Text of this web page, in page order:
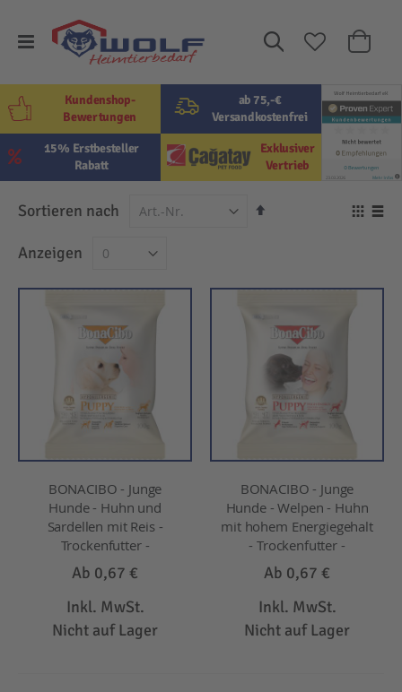
Suche
Mein
ab 75,-€
Versandkostenfrei
Exklusiver
Vertrieb
15% Erstbesteller
Rabatt
Kundenshop-
Bewertungen
Sortieren nach
In
Anzeigen
BONACIBO - Junge
Hunde - Huhn und
Sardellen mit Reis -
Trockenfutter -
Ab 0,67 €
Inkl. MwSt.
Nicht auf Lager
BONACIBO - Junge
Hunde - Welpen - Huhn
mit hohem Energiegehalt
- Trockenfutter -
Ab 0,67 €
Inkl. MwSt.
Nicht auf Lager